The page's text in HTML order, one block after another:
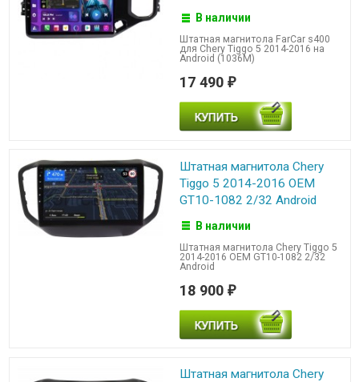
В наличии
Штатная магнитола FarCar s400
для Chery Tiggo 5 2014-2016 на
Android (1036M)
17 490 ₽
Штатная магнитола Chery
Tiggo 5 2014-2016 OEM
GT10-1082 2/32 Android
В наличии
Штатная магнитола Chery Tiggo 5
2014-2016 OEM GT10-1082 2/32
Android
18 900 ₽
Штатная магнитола Chery